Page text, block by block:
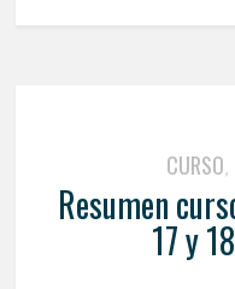
CURSO,
Resumen
17 y